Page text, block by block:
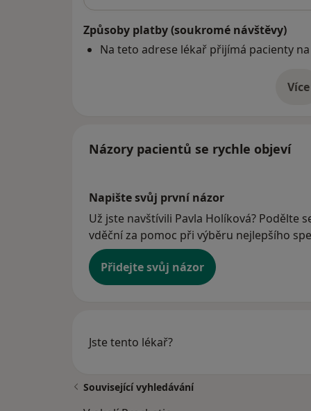
Způsoby platby (soukromé návštěvy)
Na teto adrese lékař přijímá pacienty
Více
o
Názory pacientů se rychle objeví
Napište svůj první názor
Už jste navštívili Pavla Holíková? Podělte
vděční za pomoc při výběru nejlepšího
Přidejte svůj názor
Jste tento lékař?
Související vyhledávání